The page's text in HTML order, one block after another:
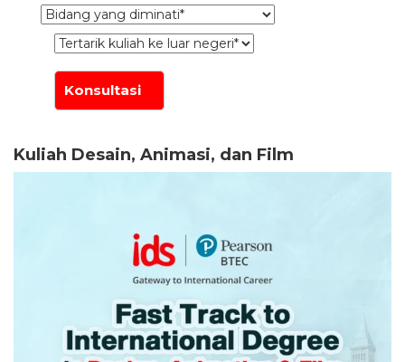
Kuliah Desain, Animasi, dan Film